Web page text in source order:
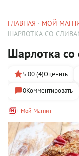
ГЛАВНАЯ МОЙ
ШАРЛОТКА СО
Шарлотка со
Мой Магнит
5.00 (4)Оценить
0Комментировать